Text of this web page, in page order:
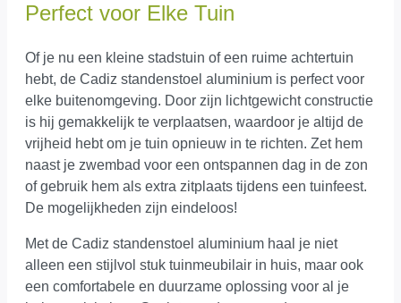
Perfect voor Elke Tuin
Of je nu een kleine stadstuin of een ruime achtertuin
hebt, de Cadiz standenstoel aluminium is perfect voor
elke buitenomgeving. Door zijn lichtgewicht constructie
is hij gemakkelijk te verplaatsen, waardoor je altijd de
vrijheid hebt om je tuin opnieuw in te richten. Zet hem
naast je zwembad voor een ontspannen dag in de zon
of gebruik hem als extra zitplaats tijdens een tuinfeest.
De mogelijkheden zijn eindeloos!
Met de Cadiz standenstoel aluminium haal je niet
alleen een stijlvol stuk tuinmeubilair in huis, maar ook
een comfortabele en duurzame oplossing voor al je